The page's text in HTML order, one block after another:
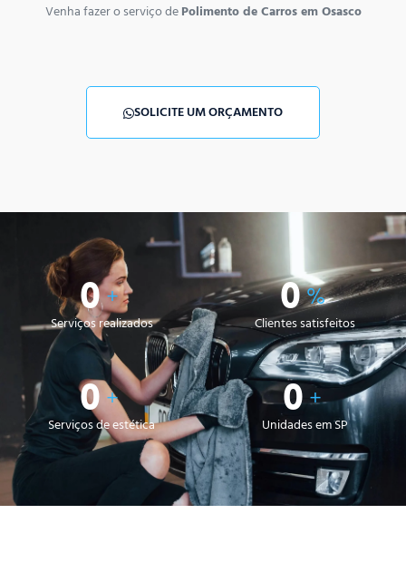
Venha fazer o serviço dePolimento de Carros em Osasco
SOLICITE UM ORÇAMENTO
0+
Serviços realizados 0%
Clientes satisfeitos
0+
Serviços de estética 0+
Unidades em SP